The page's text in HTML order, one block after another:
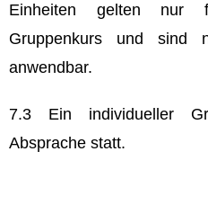
Einheiten gelten nur
Gruppenkurs und sind
anwendbar.
7.3 Ein individueller
Absprache statt.